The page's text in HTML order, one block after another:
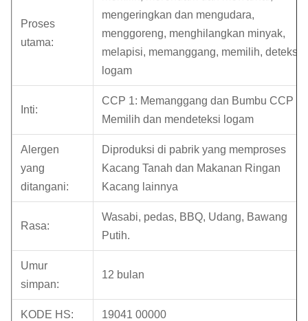
Proses
utama:
mengeringkan dan mengudara,
menggoreng, menghilangkan minyak,
melapisi, memanggang, memilih, deteksi
logam
Inti:
CCP 1: Memanggang dan Bumbu CCP 2:
Memilih dan mendeteksi logam
Alergen
yang
ditangani:
Diproduksi di pabrik yang memproses
Kacang Tanah dan Makanan Ringan
Kacang lainnya
Rasa:
Wasabi, pedas, BBQ, Udang, Bawang
Putih.
Umur
simpan:
12 bulan
KODE HS: 19041 00000